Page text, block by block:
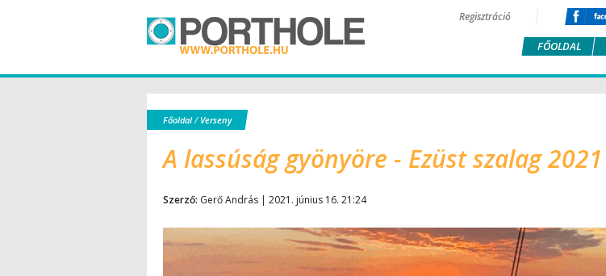
Regisztráció
FŐOLDAL
Főoldal/ Verseny
A lassúság gyönyöre - Ezüst szalag 2021
Szerző: Gerő András | 2021. június 16. 21:24